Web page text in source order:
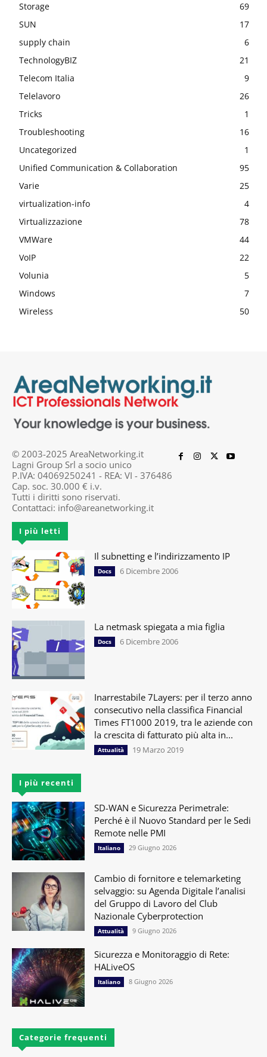
Storage
69
SUN
17
supply chain
6
TechnologyBIZ
21
Telecom Italia
9
Telelavoro
26
Tricks
1
Troubleshooting
16
Uncategorized
1
Unified Communication & Collaboration
95
Varie
25
virtualization-info
4
Virtualizzazione
78
VMWare
44
VoIP
22
Volunia
5
Windows
7
Wireless
50
© 2003-2025 AreaNetworking.it
Lagni Group Srl a socio unico
P.IVA: 04069250241 - REA: VI - 376486
Cap. soc. 30.000 € i.v.
Tutti i diritti sono riservati.
Contattaci: info@areanetworking.it
I più letti
Il subnetting e l’indirizzamento IP
Docs 6 Dicembre 2006
La netmask spiegata a mia figlia
Docs 6 Dicembre 2006
Inarrestabile 7Layers: per il terzo anno
consecutivo nella classifica Financial
Times FT1000 2019, tra le aziende con
la crescita di fatturato più alta in...
Attualità 19 Marzo 2019
I più recenti
SD-WAN e Sicurezza Perimetrale:
Perché è il Nuovo Standard per le Sedi
Remote nelle PMI
Italiano 29 Giugno 2026
Cambio di fornitore e telemarketing
selvaggio: su Agenda Digitale l’analisi
del Gruppo di Lavoro del Club
Nazionale Cyberprotection
Attualità 9 Giugno 2026
Sicurezza e Monitoraggio di Rete:
HALiveOS
Italiano 8 Giugno 2026
Categorie frequenti